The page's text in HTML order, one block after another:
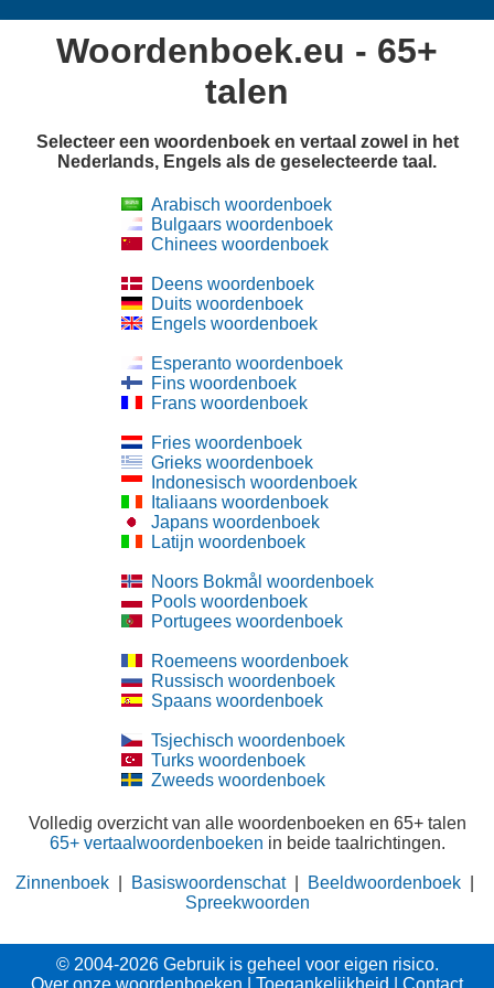
Woordenboek.eu - 65+
talen
Selecteer een woordenboek en vertaal zowel in het
Nederlands, Engels als de geselecteerde taal.
Arabisch woordenboek
Bulgaars woordenboek
Chinees woordenboek
Deens woordenboek
Duits woordenboek
Engels woordenboek
Esperanto woordenboek
Fins woordenboek
Frans woordenboek
Fries woordenboek
Grieks woordenboek
Indonesisch woordenboek
Italiaans woordenboek
Japans woordenboek
Latijn woordenboek
Noors Bokmål woordenboek
Pools woordenboek
Portugees woordenboek
Roemeens woordenboek
Russisch woordenboek
Spaans woordenboek
Tsjechisch woordenboek
Turks woordenboek
Zweeds woordenboek
Volledig overzicht van alle woordenboeken en 65+ talen
65+ vertaalwoordenboeken in beide taalrichtingen.
Zinnenboek Basiswoordenschat| Beeldwoordenboek
Spreekwoorden
© 2004-2026 Gebruik is geheel voor eigen risico.
Over onze woordenboeken
Toegankelijkheid Contact